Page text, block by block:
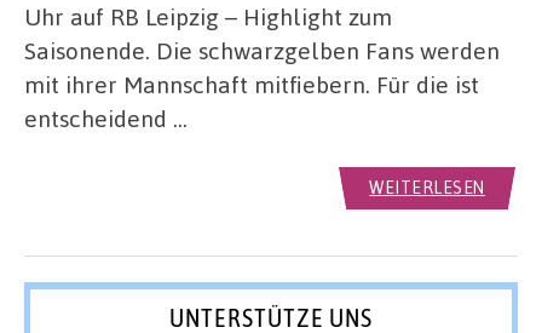
Uhr auf RB Leipzig – Highlight zum
Saisonende. Die schwarzgelben Fans werden
mit ihrer Mannschaft mitfiebern. Für die ist
entscheidend …
WEITERLESEN
UNTERSTÜTZE UNS